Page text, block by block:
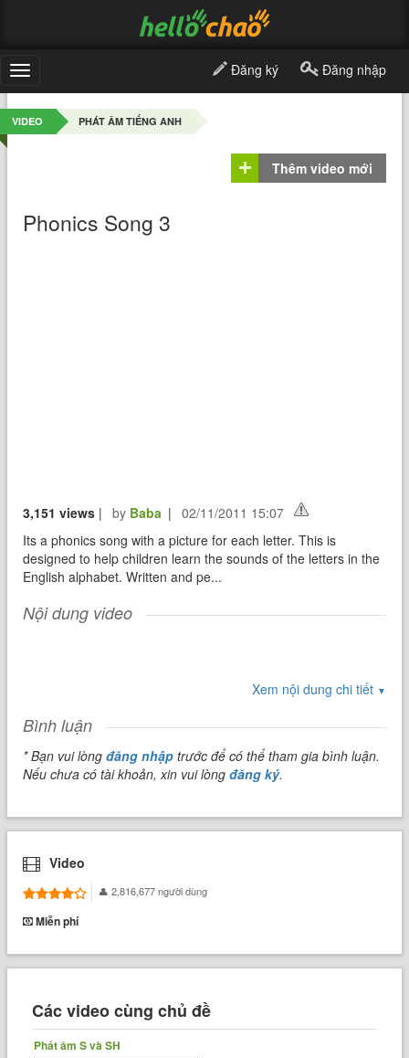
Toggle
navigation
Đăng ký Đăng nhập
VIDEO PHÁT ÂM TIẾNG ANH
Thêm video mới
Phonics Song 3
3,151 views | by Baba |
02/11/2011 15:07
Its a phonics song with a picture for each letter. This is
designed to help children learn the sounds of the letters in the
English alphabet. Written and pe...
Nội dung video
Xem nội dung chi tiết ▼
Bình luận
* Bạn vui lòngđăng nhập trước để có thể tham gia bình luận.
Nếu chưa có tài khoản, xin vui lòngđăng ký.
Video
2,816,677 người dùng
Miễn phí
Các video cùng chủ đề
Phát âm S và SH